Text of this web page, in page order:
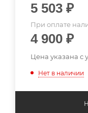
5 503 ₽
При оплате
4 900 ₽
Цена указана с
Нет в наличии